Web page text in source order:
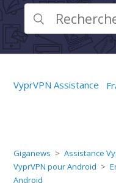
VyprVPN Assistance
Giganews Assistance
VyprVPN pour Android
Android